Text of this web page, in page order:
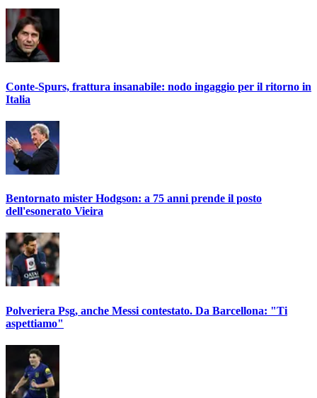
Conte-Spurs, frattura insanabile: nodo ingaggio per il ritorno in
Italia
Bentornato mister Hodgson: a 75 anni prende il posto
dell'esonerato Vieira
Polveriera Psg, anche Messi contestato. Da Barcellona: "Ti
aspettiamo"